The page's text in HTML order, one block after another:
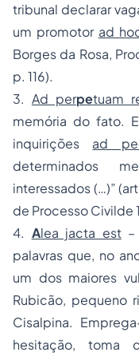
tribunal declarar
um promotor ad
Borges da Rosa,
p. 116).
3. Ad perpetuam
memória do fato.
inquirições ad
determinados
interessados (…)”
de Processo Civilde
4. Alea jacta est–
palavras que, no
um dos maiores
Rubicão, pequeno
Cisalpina.
hesitação, toma